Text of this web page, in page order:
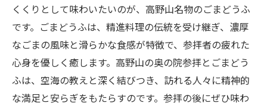
くくりとして味わいたいのが、高野山名物のごまどうふ
です。ごまどうふは、精進料理の伝統を受け継ぎ、濃厚
なごまの風味と滑らかな食感が特徴で、参拝者の疲れた
心身を優しく癒します。高野山の奥の院参拝とごまどう
ふは、空海の教えと深く結びつき、訪れる人々に精神的
な満足と安らぎをもたらすのです。参拝の後にぜひ味わ